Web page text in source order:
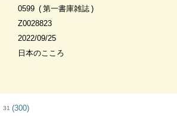
0599
第一書庫雑誌
Z0028823
2022/09/25
日本のこころ
31 (300)